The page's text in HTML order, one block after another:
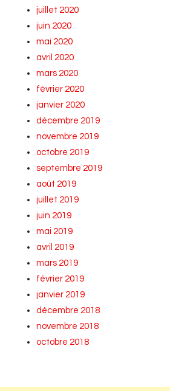
juillet 2020
juin 2020
mai 2020
avril 2020
mars 2020
février 2020
janvier 2020
décembre 2019
novembre 2019
octobre 2019
septembre 2019
août 2019
juillet 2019
juin 2019
mai 2019
avril 2019
mars 2019
février 2019
janvier 2019
décembre 2018
novembre 2018
octobre 2018